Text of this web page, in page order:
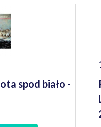
spod biało -